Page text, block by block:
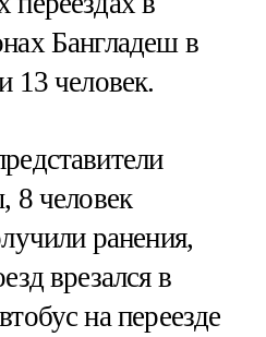
Бангладеш в
13 человек.
8 человек
ранения,
врезался в
на переезде